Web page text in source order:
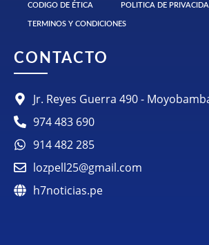
CODIGO DE ÉTICA POLITICA DE
TERMINOS Y CONDICIONES
CONTACTO
Jr. Reyes Guerra 490 -
974 483 690
914 482 285
lozpell25@gmail.com
h7noticias.pe